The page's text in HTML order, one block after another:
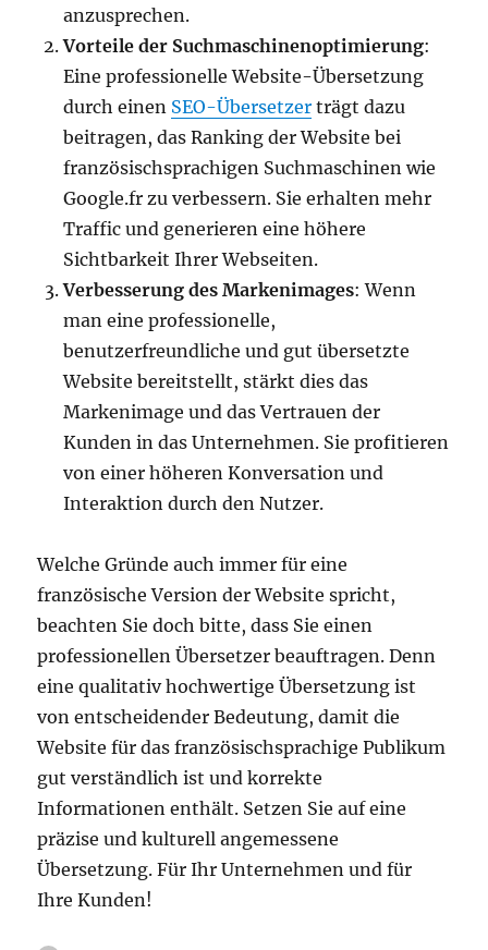
anzusprechen.
Vorteile der Suchmaschinenoptimierung:
Eine professionelle Website-Übersetzung
durch einen SEO-Übersetzer trägt dazu
beitragen, das Ranking der Website bei
französischsprachigen Suchmaschinen wie
Google.fr zu verbessern. Sie erhalten mehr
Traffic und generieren eine höhere
Sichtbarkeit Ihrer Webseiten.
Verbesserung des Markenimages: Wenn
man eine professionelle,
benutzerfreundliche und gut übersetzte
Website bereitstellt, stärkt dies das
Markenimage und das Vertrauen der
Kunden in das Unternehmen. Sie profitieren
von einer höheren Konversation und
Interaktion durch den Nutzer.
Welche Gründe auch immer für eine
französische Version der Website spricht,
beachten Sie doch bitte, dass Sie einen
professionellen Übersetzer beauftragen. Denn
eine qualitativ hochwertige Übersetzung ist
von entscheidender Bedeutung, damit die
Website für das französischsprachige Publikum
gut verständlich ist und korrekte
Informationen enthält. Setzen Sie auf eine
präzise und kulturell angemessene
Übersetzung. Für Ihr Unternehmen und für
Ihre Kunden!